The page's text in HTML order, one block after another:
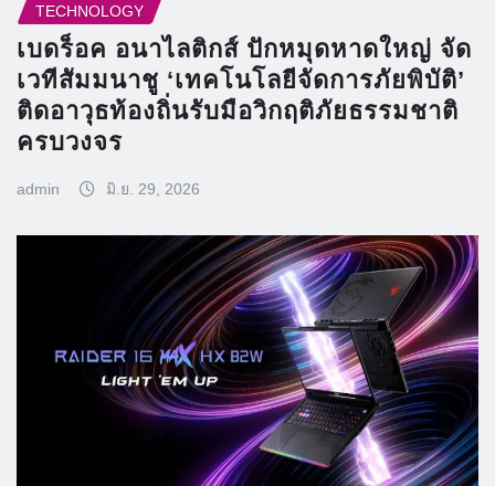
TECHNOLOGY
เบดร็อค อนาไลติกส์ ปักหมุดหาดใหญ่ จัด
เวทีสัมมนาชู ‘เทคโนโลยีจัดการภัยพิบัติ’
ติดอาวุธท้องถิ่นรับมือวิกฤติภัยธรรมชาติ
ครบวงจร
admin มิ.ย. 29, 2026